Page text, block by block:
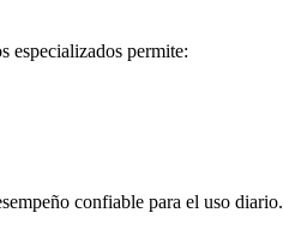
especializados permite:
confiable para el uso diario.